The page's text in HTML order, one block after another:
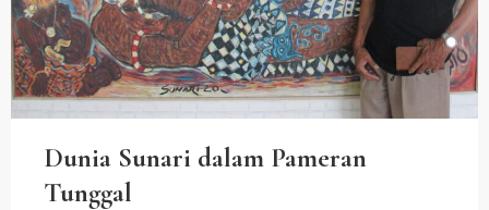
Dunia Sunari dalam Pameran
Tunggal